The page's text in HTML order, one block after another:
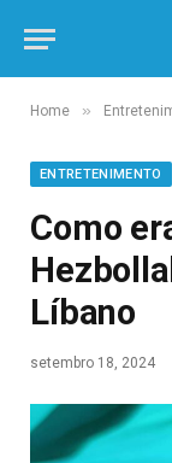
Home »
ENTRETENIMENTO
Como
Líbano
setembro 18, 2024